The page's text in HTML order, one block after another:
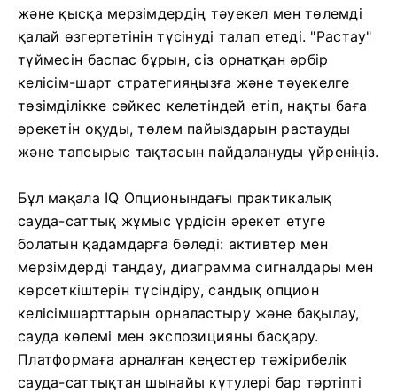
және қысқа мерзімдердің тәуекел мен төлемді
қалай өзгертетінін түсінуді талап етеді. "Растау"
түймесін баспас бұрын, сіз орнатқан әрбір
келісім-шарт стратегияңызға және тәуекелге
төзімділікке сәйкес келетіндей етіп, нақты баға
әрекетін оқуды, төлем пайыздарын растауды
және тапсырыс тақтасын пайдалануды үйреніңіз.
Бұл мақала IQ Опционындағы практикалық
сауда-саттық жұмыс үрдісін әрекет етуге
болатын қадамдарға бөледі: активтер мен
мерзімдерді таңдау, диаграмма сигналдары мен
көрсеткіштерін түсіндіру, сандық опцион
келісімшарттарын орналастыру және бақылау,
сауда көлемі мен экспозицияны басқару.
Платформаға арналған кеңестер тәжірибелік
сауда-саттықтан шынайы күтулері бар тәртіпті